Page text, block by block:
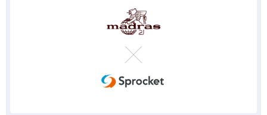
ビジョン・ミッション・バリュー